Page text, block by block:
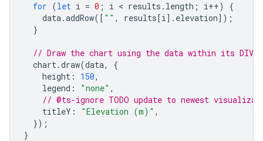
for (let i = 0 ; i < results . length ; i++)
{
data.addRow([ "" , results[i]. elevation]);
}
// Draw the chart using the data within its DIV.
chart.draw(data,
{
height : 150,
legend : "none" ,
// @ts-ignore TODO update to newest
titleY : "Elevation (m)" ,
});
}